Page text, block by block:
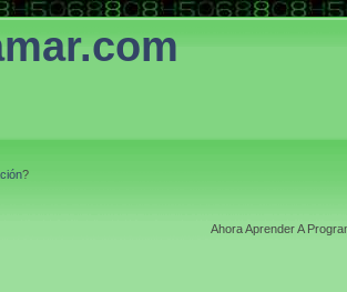
?
Ahora Aprender A